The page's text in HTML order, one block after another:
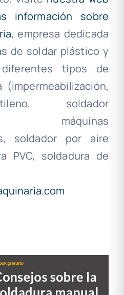
información sobre
, empresa dedicada
de soldar plástico y
tipos de
soldador
máquinas
soldador por aire
PVC, soldadura de